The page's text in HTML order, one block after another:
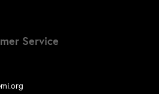
Service